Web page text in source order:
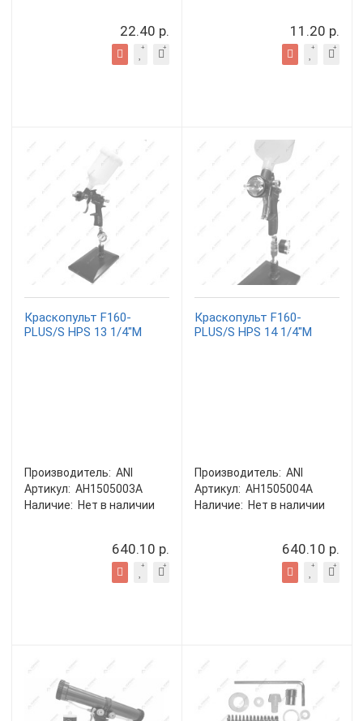
22.40 р. 11.20 р.
Краскопульт F160-
PLUS/S HPS 13 1/4"M
Производитель: ANI
Артикул: AH1505003A
Наличие: Нет в наличии
640.10 р.
Краскопульт F160-
PLUS/S HPS 14 1/4"M
Производитель: ANI
Артикул: AH1505004A
Наличие: Нет в наличии
640.10 р.